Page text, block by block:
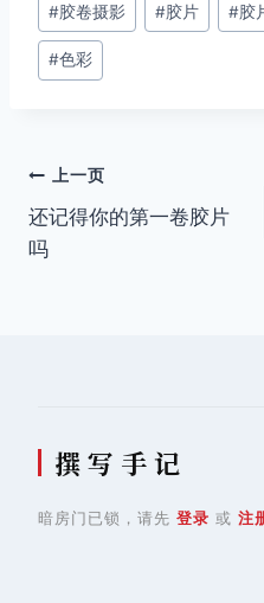
标
签：
#胶卷摄影 #胶片 #胶
#色彩
文
章
上一页
还记得你的第一卷胶片
吗
撰 写 手 记
暗房门已锁，请先 登录 或 注